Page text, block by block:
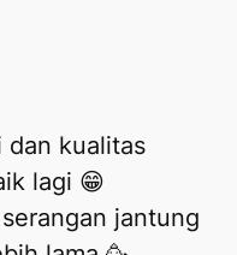
dan kualitas
lagi 😁
jantung